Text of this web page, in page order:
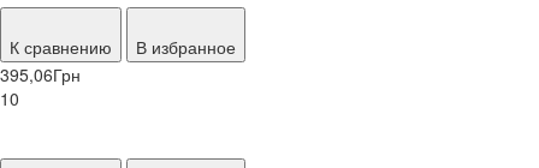
К сравнению
В избранное
395,06Грн
10